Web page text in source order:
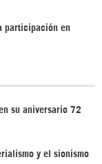
participación en
su aniversario 72
y el sionismo